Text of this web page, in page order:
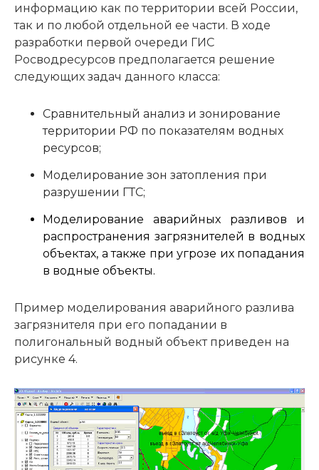
информацию как по территории всей России,
так и по любой отдельной ее части. В ходе
разработки первой очереди ГИС
Росводресурсов предполагается решение
следующих задач данного класса:
Сравнительный анализ и зонирование
территории РФ по показателям водных
ресурсов;
Моделирование зон затопления при
разрушении ГТС;
Моделирование аварийных разливов и
распространения загрязнителей в водных
объектах, а также при угрозе их попадания
в водные объекты.
Пример моделирования аварийного разлива
загрязнителя при его попадании в
полигональный водный объект приведен на
рисунке 4.